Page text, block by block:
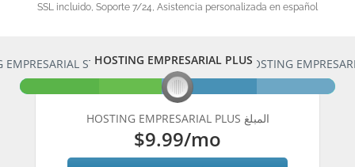
SSL incluido, Soporte 7/24, Asistencia personalizada en español
HOSTING EMPRESARIAL PLUS
EMPRESARIAL STARTER HOSTING
HOSTING EMPRESARIAL PLUS المبلغ
$9.99/mo